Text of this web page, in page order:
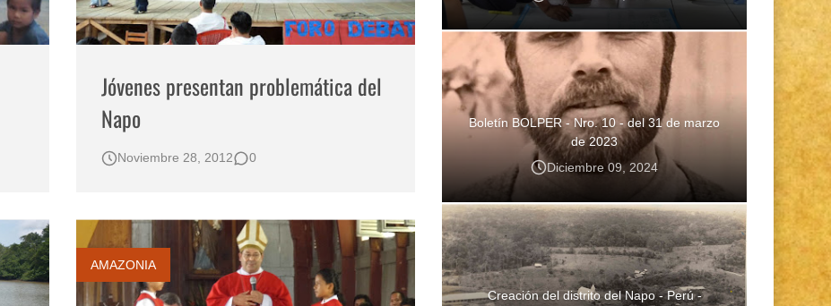
Jóvenes presentan problemática del
Napo
Noviembre 28, 2012 0
AMAZONIA
Boletín BOLPER - Nro. 10 - del 31 de marzo
de 2023
Diciembre 09, 2024
Creación del distrito del Napo - Perú -